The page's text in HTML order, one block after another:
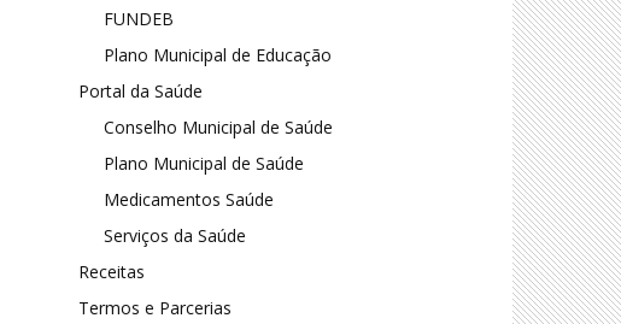
FUNDEB
Plano Municipal de Educação
Portal da Saúde
Conselho Municipal de Saúde
Plano Municipal de Saúde
Medicamentos Saúde
Serviços da Saúde
Receitas
Termos e Parcerias